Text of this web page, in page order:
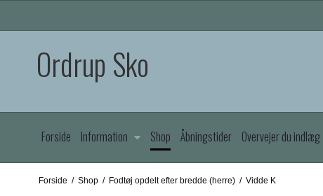
Ordrup Sko
Forside Information Shop Åbningstider Overvejer du indlæg
Forside / Shop / Fodtøj opdelt efter bredde (herre) / Vidde K